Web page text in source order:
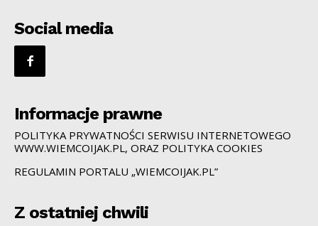
Social media
Informacje prawne
POLITYKA PRYWATNOŚCI SERWISU INTERNETOWEGO
WWW.WIEMCOIJAK.PL, ORAZ POLITYKA COOKIES
REGULAMIN PORTALU „WIEMCOIJAK.PL”
Z ostatniej chwili